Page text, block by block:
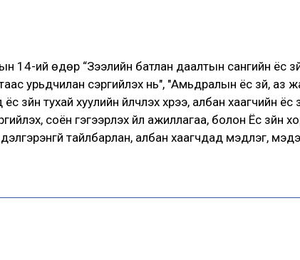
14-ий өдөр “Зээлийн батлан даалтын сангийн ёс
урьдчилан сэргийлэх нь", "Амьдралын ёс зүй, аз
зүйн тухай хуулийн үйлчлэх хүрээ, албан хаагчийн
соён гэгээрүүлэх үйл ажиллагаа, болон Ёс
тайлбарлан, албан хаагчдад мэдлэг,